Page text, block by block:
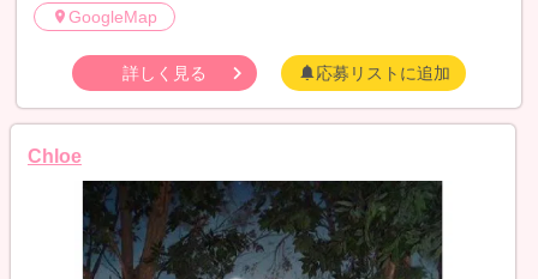
GoogleMap
詳しく見る 応募リストに追加
Chloe